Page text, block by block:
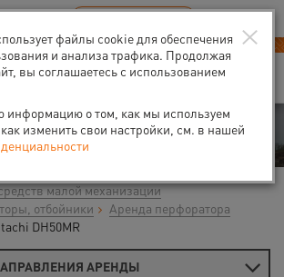
офисов RU EN
малой механизации
отбойники
Аренда перфоратора
DH50MR
АРЕНДЫ
×
файлы cookie для обеспечения
и анализа трафика. Продолжая
вы соглашаетесь с использованием
информацию о том, как мы используем
изменить свои настройки, см. в нашей